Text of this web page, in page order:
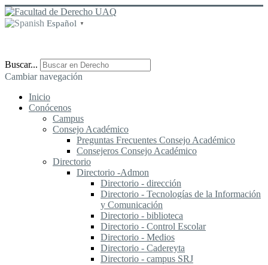
Español ▼
Buscar...
Cambiar navegación
Inicio
Conócenos
Campus
Consejo Académico
Preguntas Frecuentes Consejo Académico
Consejeros Consejo Académico
Directorio
Directorio -Admon
Directorio - dirección
Directorio - Tecnologías de la Información
y Comunicación
Directorio - biblioteca
Directorio - Control Escolar
Directorio - Medios
Directorio - Cadereyta
Directorio - campus SRJ